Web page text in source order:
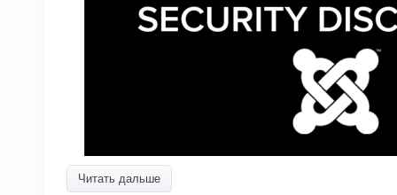
Читать дальше